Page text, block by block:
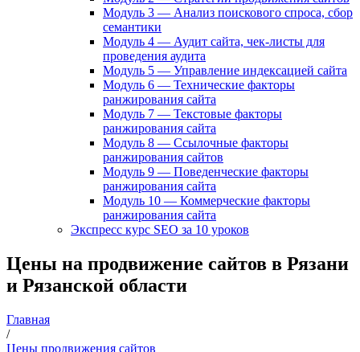
Модуль 3 — Анализ поискового спроса, сбор
семантики
Модуль 4 — Аудит сайта, чек-листы для
проведения аудита
Модуль 5 — Управление индексацией сайта
Модуль 6 — Технические факторы
ранжирования сайта
Модуль 7 — Текстовые факторы
ранжирования сайта
Модуль 8 — Ссылочные факторы
ранжирования сайтов
Модуль 9 — Поведенческие факторы
ранжирования сайта
Модуль 10 — Коммерческие факторы
ранжирования сайта
Экспресс курс SEO за 10 уроков
Цены на продвижение сайтов в Рязани
и Рязанской области
Главная
/
Цены продвижения сайтов